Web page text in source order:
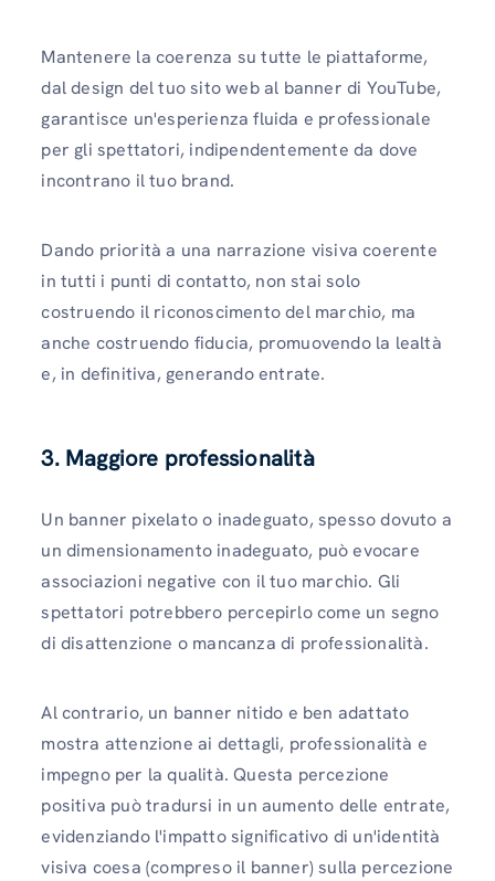
Mantenere la coerenza su tutte le piattaforme,
dal design del tuo sito web al banner di YouTube,
garantisce un'esperienza fluida e professionale
per gli spettatori, indipendentemente da dove
incontrano il tuo brand.
Dando priorità a una narrazione visiva coerente
in tutti i punti di contatto, non stai solo
costruendo il riconoscimento del marchio, ma
anche costruendo fiducia, promuovendo la lealtà
e, in definitiva, generando entrate.
3. Maggiore professionalità
Un banner pixelato o inadeguato, spesso dovuto a
un dimensionamento inadeguato, può evocare
associazioni negative con il tuo marchio. Gli
spettatori potrebbero percepirlo come un segno
di disattenzione o mancanza di professionalità.
Al contrario, un banner nitido e ben adattato
mostra attenzione ai dettagli, professionalità e
impegno per la qualità. Questa percezione
positiva può tradursi in un aumento delle entrate,
evidenziando l'impatto significativo di un'identità
visiva coesa (compreso il banner) sulla percezione